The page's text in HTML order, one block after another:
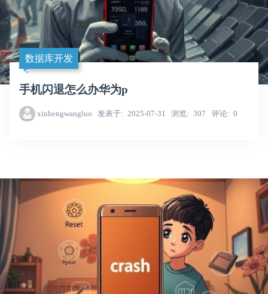
数据库开发
手机闪退怎么办华为p
xinhengwangluo 发表于 2025-07-31 浏览 307 评论 0